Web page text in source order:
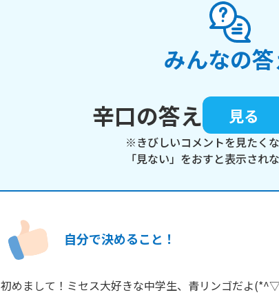
みんなの
辛口の答え
見る
※きびしいコメントを見たく
「見ない」をおすと表示され
自分で決めること！
初めまして！ミセス大好きな中学生、青リンゴだよ